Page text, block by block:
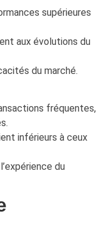
supérieures
aux évolutions du
du marché.
fréquentes,
inférieurs à ceux
du